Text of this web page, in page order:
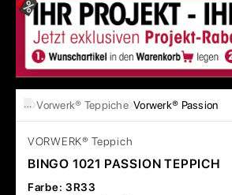
… Vorwerk® Teppiche Vorwerk® Passion
VORWERK® Teppich
BINGO 1021 PASSION TEPPICH
Farbe: 3R33